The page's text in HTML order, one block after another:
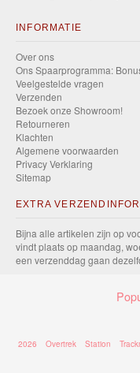
INFORMATIE
Over ons
Ons Spaarprogramma:
Veelgestelde vragen
Verzenden
Bezoek onze Showroom!
Retourneren
Klachten
Algemene voorwaarden
Privacy Verklaring
Sitemap
EXTRA
Bijna alle artikelen zijn op
vindt plaats op maandag,
een verzenddag gaan
2026 Overtrek Station